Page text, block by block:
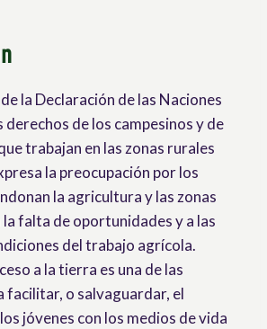
la Declaración de las Naciones
derechos de los campesinos y de
trabajan en las zonas rurales
la preocupación por los
la agricultura y las zonas
falta de oportunidades y a las
del trabajo agrícola.
a la tierra es una de las
facilitar, o salvaguardar, el
jóvenes con los medios de vida